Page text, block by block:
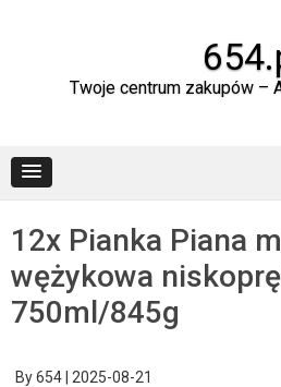
Twoje centrum zakupów –
12x Pianka Piana
wężykowa
750ml/845g
By654 2025-08-21